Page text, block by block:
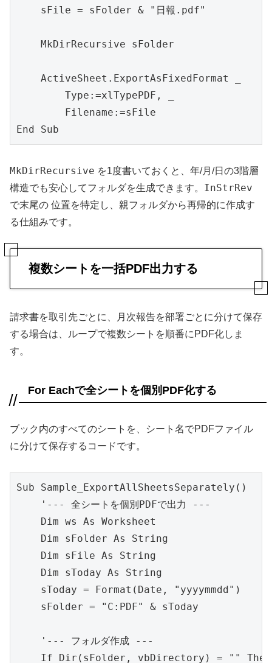
    sFile = sFolder & "日報.pdf"
    MkDirRecursive sFolder
    ActiveSheet.ExportAsFixedFormat _
        Type:=xlTypePDF, _
        Filename:=sFile
End Sub
MkDirRecursive を1度書いておくと、年/月/日の3階層
構造でも安心してフォルダを生成できます。 InStrRev
で末尾の 位置を特定し、親フォルダから再帰的に作成す
る仕組みです。
複数シートを一括PDF出力する
請求書を取引先ごとに、月次報告を部署ごとに分けて保存
する場合は、ループで複数シートを順番にPDF化しま
す。
For Eachで全シートを個別PDF化する
ブック内のすべてのシートを、シート名でPDFファイル
に分けて保存するコードです。
Sub Sample_ExportAllSheetsSeparately()
    '--- 全シートを個別PDFで出力 ---
    Dim ws As Worksheet
    Dim sFolder As String
    Dim sFile As String
    Dim sToday As String
    sToday = Format(Date, "yyyymmdd")
    sFolder = "C:PDF" & sToday
    '--- フォルダ作成 ---
    If Dir(sFolder, vbDirectory) = "" Then